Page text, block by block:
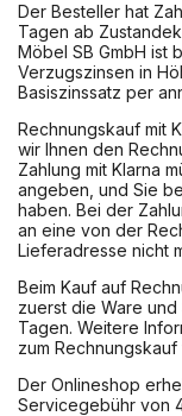
Der Besteller hat
Tagen ab
Möbel SB GmbH ist
Verzugszinsen in
Basiszinssatz per
Rechnungskauf mit
wir Ihnen den
Zahlung mit Klarna
angeben, und Sie
haben. Bei der
an eine von der
Lieferadresse nicht
Beim Kauf auf
zuerst die Ware
Tagen. Weitere
zum
Der Onlineshop
Servicegebühr von